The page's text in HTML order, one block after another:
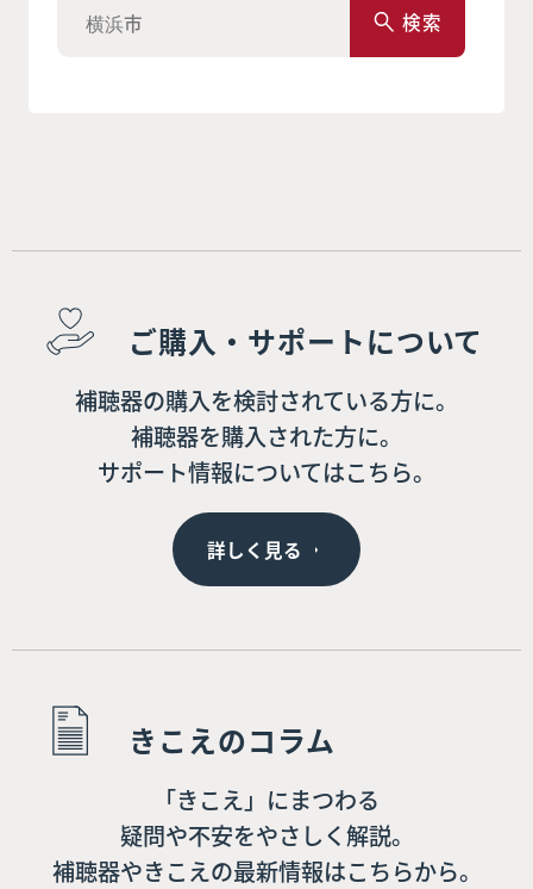
検索
ご購入・サポートについて
補聴器の購入を検討されている方に。
補聴器を購入された方に。
サポート情報についてはこちら。
詳しく見る
きこえのコラム
「きこえ」にまつわる
疑問や不安をやさしく解説。
補聴器やきこえの最新情報はこちらから。